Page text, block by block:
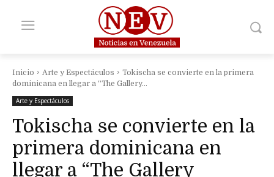
Inicio Arte y Espectáculos
Tokischa se convierte en la primera
dominicana en llegar a “The Gallery...
Arte y Espectáculos
Tokischa se convierte en la
primera dominicana en
llegar a “The Gallery